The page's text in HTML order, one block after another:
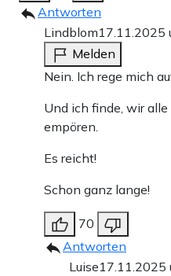
Antworten
Lindblom17.11.2025
Melden
Nein. Ich rege mich
Und ich finde, wir
empören.
Es reicht!
Schon ganz lange!
70
Antworten
Luise17.11.2025